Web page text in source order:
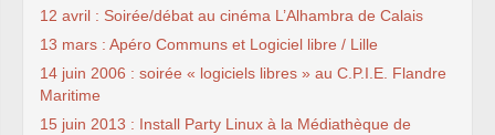
12 avril : Soirée/débat au cinéma L’Alhambra de Calais
13 mars : Apéro Communs et Logiciel libre / Lille
14 juin 2006 : soirée « logiciels libres » au C.P.I.E. Flandre
Maritime
15 juin 2013 : Install Party Linux à la Médiathèque de